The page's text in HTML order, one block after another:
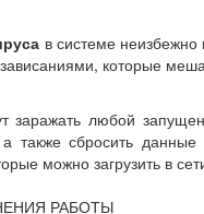
в системе неизбежно
которые
заражать любой
а также сбросить
можно загрузить в
РАБОТЫ